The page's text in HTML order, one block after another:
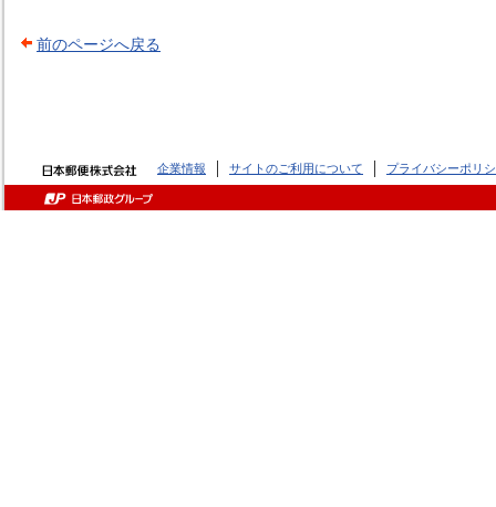
前のページへ戻る
企業情報 サイトのご利用について プライバシーポリ